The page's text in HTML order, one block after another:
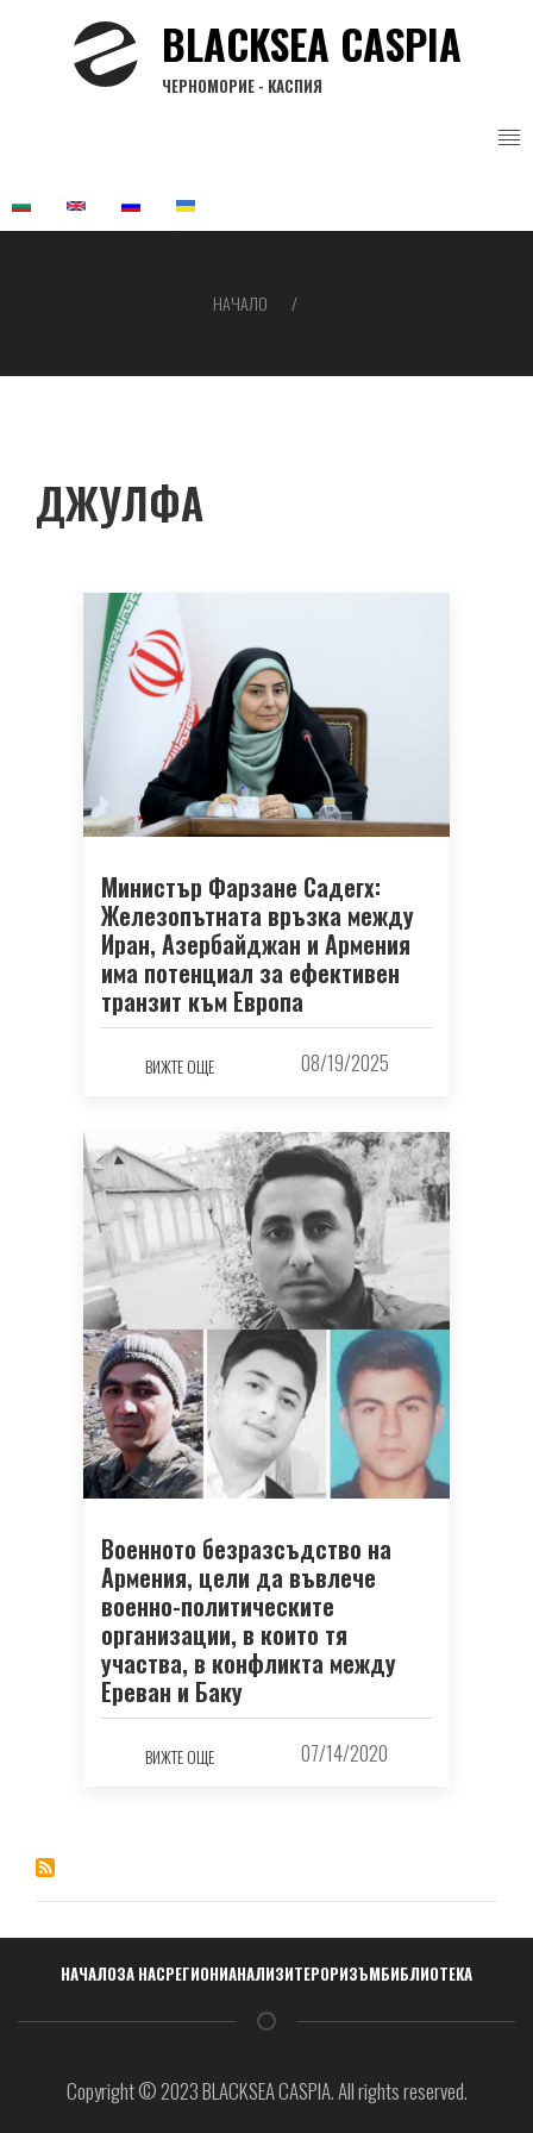
BLACKSEA CASPIA
ЧЕРНОМОРИЕ - КАСПИЯ
НАЧАЛО
ДЖУЛФА
Министър Фарзане Садегх:
Железопътната връзка между
Иран, Азербайджан и Армения
има потенциал за ефективен
транзит към Европа
ВИЖТЕ ОЩЕ 08/19/2025
Военното безразсъдство на
Армения, цели да въвлече
военно-политическите
организации, в които тя
участва, в конфликта между
Ереван и Баку
ВИЖТЕ ОЩЕ 07/14/2020
Навигация
НАЧАЛОЗА НАСРЕГИОНИАНАЛИЗИТЕРОРИЗЪМБИБЛИОТЕКА
Copyright © 2023 BLACKSEA CASPIA. All rights reserved.